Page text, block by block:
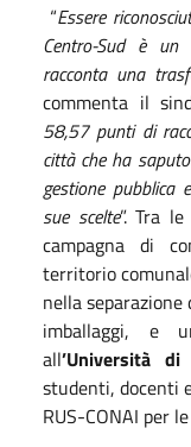
“Essere
Centro-Sud è
racconta una
commenta il
58,57 punti di
città che ha
gestione pubblica
sue scelte”.Tra le
campagna di
territorio
nella
imballaggi, e
all’Università di
studenti, docenti
RUS-CONAI per